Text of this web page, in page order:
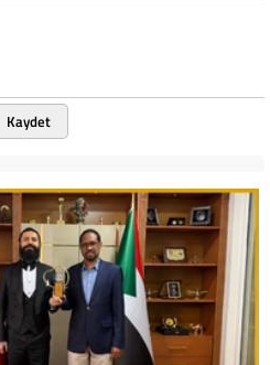
Kaydet